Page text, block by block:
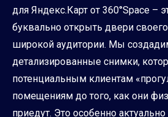
для Яндекс.Карт от 360°Space –
буквально открыть двери
широкой аудитории. Мы
детализированные снимки,
потенциальным клиентам
помещениям до того, как они
приедут. Это особенно